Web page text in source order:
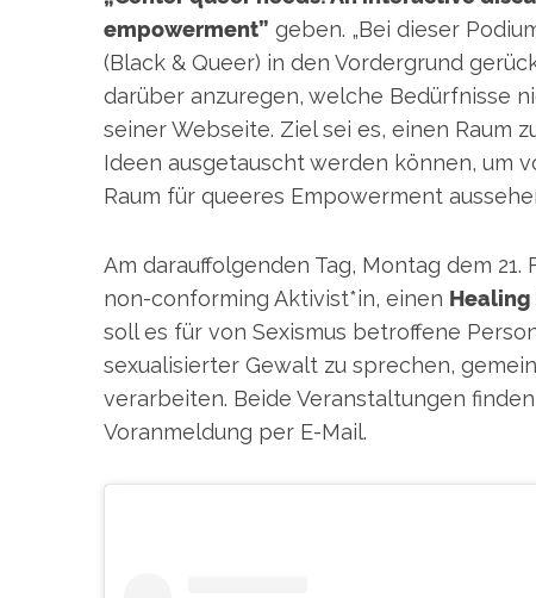
empowerment” geben. „Bei dieser
(Black & Queer) in den Vordergrund
darüber anzuregen, welche Bedürfnisse
seiner Webseite. Ziel sei es, einen Raum
Ideen ausgetauscht werden können, um
Raum für queeres Empowerment
Am darauffolgenden Tag, Montag dem 21.
non-conforming Aktivist*in, einen Healing
soll es für von Sexismus betroffene
sexualisierter Gewalt zu sprechen,
verarbeiten. Beide Veranstaltungen
Voranmeldung per E-Mail.